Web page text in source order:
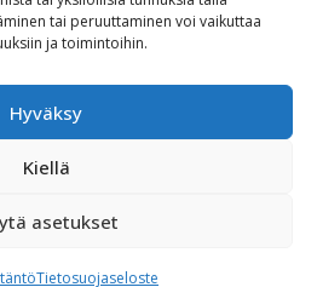
tai peruuttaminen voi vaikuttaa
ja toimintoihin.
Hyväksy
Kiellä
asetukset
Tietosuojaseloste
Powered by